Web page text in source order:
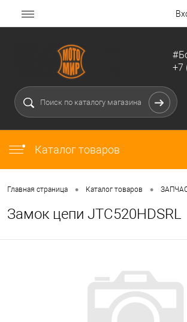
+7
Каталог товаров
Главная страница • Каталог товаров •
Замок цепи JTC520HDSRL